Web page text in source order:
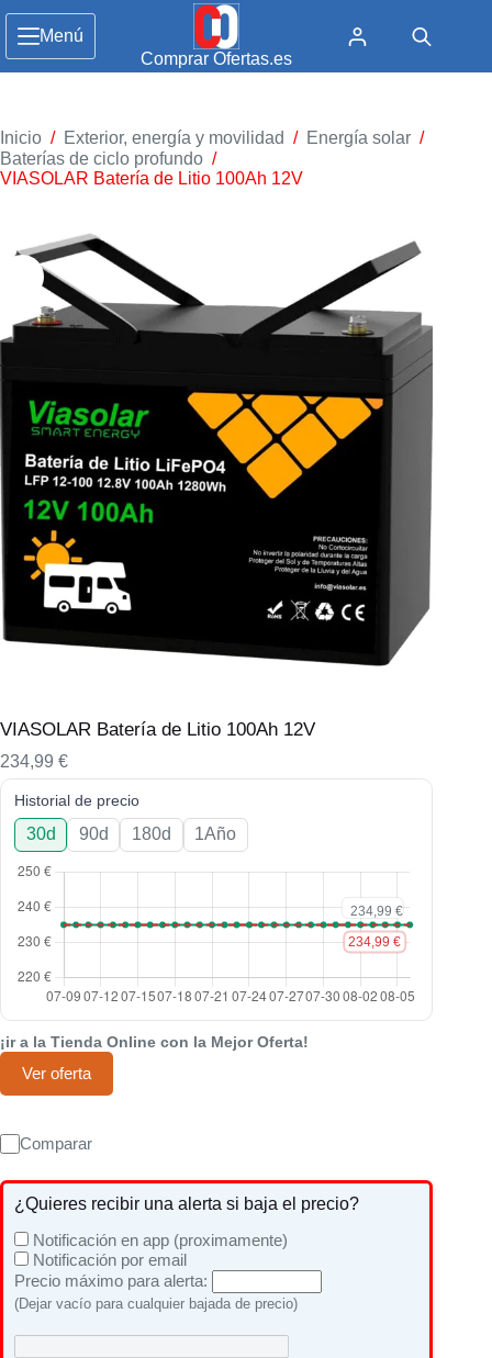
Menú
Comprar Ofertas.es
Inicio / Exterior, energía y movilidad / Energía solar /
Baterías de ciclo profundo /
VIASOLAR Batería de Litio 100Ah 12V
VIASOLAR Batería de Litio 100Ah 12V
234,99 €
Historial de precio
30d 90d 180d 1Año
¡ir a la Tienda Online con la Mejor Oferta!
Ver oferta
Comparar
¿Quieres recibir una alerta si baja el precio?
Notificación en app (proximamente)
Notificación por email
Precio máximo para alerta:
(Dejar vacío para cualquier bajada de precio)